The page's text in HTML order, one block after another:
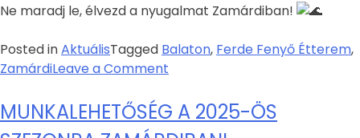
Ne maradj le, élvezd a nyugalmat Zamárdiban!
Posted inAktuálisTagged Balaton, Ferde Fenyő Étterem,
ZamárdiLeave a Comment
MUNKALEHETŐSÉG A 2025-ÖS